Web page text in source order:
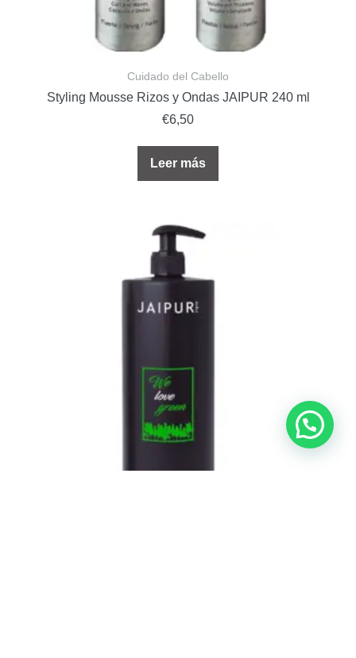
Cuidado del Cabello
Styling Mousse Rizos y Ondas JAIPUR 240 ml
€6,50
Leer más